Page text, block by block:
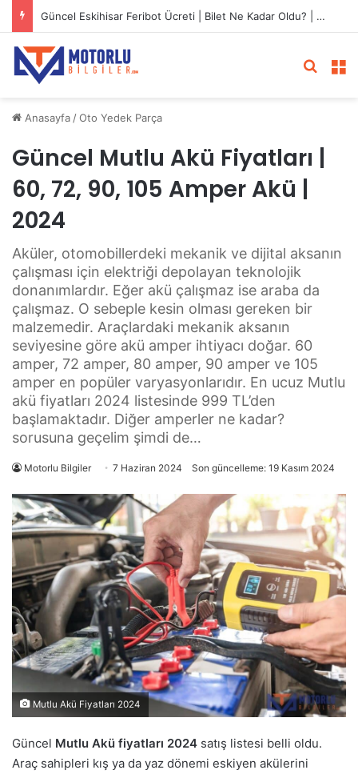
Güncel LPG Montaj Fiyatları | LPG Ne Kadara Takılır?
Anasayfa /Oto Yedek Parça
Güncel Mutlu Akü Fiyatları |
60, 72, 90, 105 Amper Akü |
2024
Aküler, otomobillerdeki mekanik ve dijital aksanın
çalışması için elektriği depolayan teknolojik
donanımlardır. Eğer akü çalışmaz ise araba da
çalışmaz. O sebeple kesin olması gereken bir
malzemedir. Araçlardaki mekanik aksanın
seviyesine göre akü amper ihtiyacı doğar. 60
amper, 72 amper, 80 amper, 90 amper ve 105
amper en popüler varyasyonlarıdır. En ucuz Mutlu
akü fiyatları 2024 listesinde 999 TL’den
başlamaktadır. Diğer amperler ne kadar?
sorusuna geçelim şimdi de…
Motorlu Bilgiler 7 Haziran 2024 Son güncelleme: 19 Kasım 2024
Mutlu Akü Fiyatları 2024
Güncel Mutlu Akü fiyatları 2024 satış listesi belli oldu.
Araç sahipleri kış ya da yaz dönemi eskiyen akülerini